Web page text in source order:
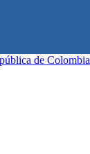
de Colombia